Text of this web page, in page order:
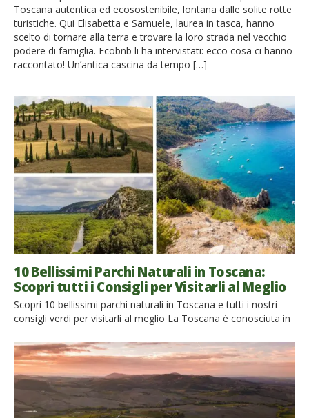
Toscana autentica ed ecosostenibile, lontana dalle solite rotte
turistiche. Qui Elisabetta e Samuele, laurea in tasca, hanno
scelto di tornare alla terra e trovare la loro strada nel vecchio
podere di famiglia. Ecobnb li ha intervistati: ecco cosa ci hanno
raccontato! Un’antica cascina da tempo […]
10 Bellissimi Parchi Naturali in Toscana:
Scopri tutti i Consigli per Visitarli al Meglio
Scopri 10 bellissimi parchi naturali in Toscana e tutti i nostri
consigli verdi per visitarli al meglio La Toscana è conosciuta in
monumenti e le iconiche gallerie d’arte…anche a cielo aperto!
Ma non dimentichiamoci che questa regione ospita anche
alcuni dei parchi naturali più belli […]